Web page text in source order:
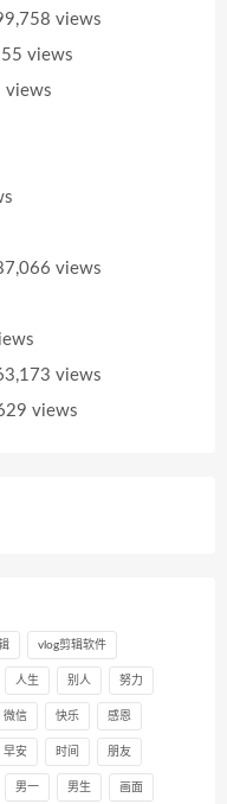
views
views
views
views
views
views
vlog剪辑软件
人生 别人 努力
微信 快乐 感恩
早安 时间 朋友
男一 男生 画面